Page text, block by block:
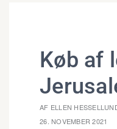
Køb af
AF ELLEN
26. NOVEMBER 2021